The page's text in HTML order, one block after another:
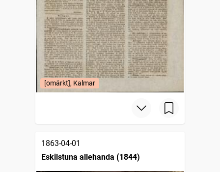
[omärkt], Kalmar
1863-04-01
Eskilstuna allehanda (1844)